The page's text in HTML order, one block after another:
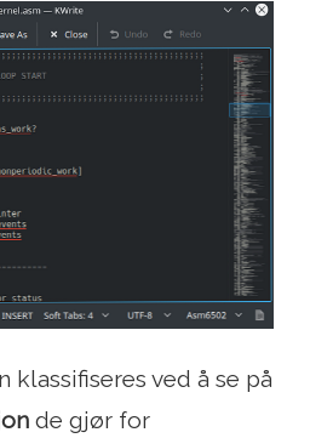
klassifiseres ved å se på
de gjør for